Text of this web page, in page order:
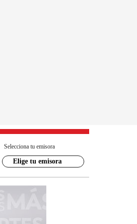
Selecciona tu emisora
Elige tu emisora